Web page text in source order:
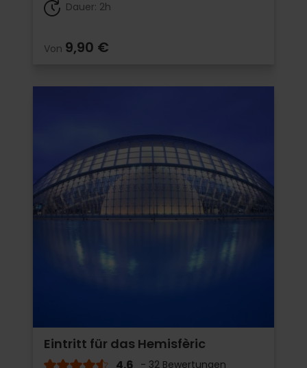
Dauer: 2h
Von 9,90 €
Eintritt für das Hemisfèric
4.6 - 32 Bewertungen